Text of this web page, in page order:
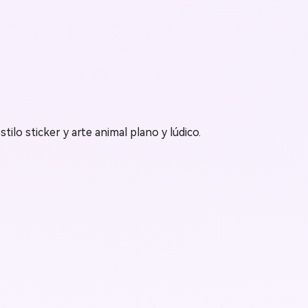
sticker y arte animal plano y lúdico.